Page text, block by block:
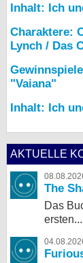
Inhalt: Ich
Charaktere:
Lynch / Das
"Vaiana"
Inhalt: Ich
AKTUELLE
The
Das
ersten...